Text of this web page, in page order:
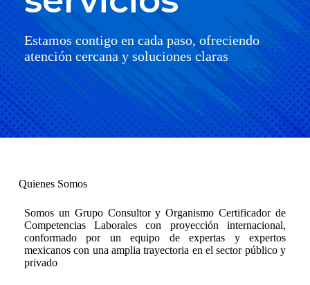
Estamos contigo en cada paso, ofreciendo
atención cercana y soluciones claras
Quienes Somos
Somos un Grupo Consultor y Organismo Certificador de
Competencias Laborales con proyección internacional,
conformado por un equipo de expertas y expertos
mexicanos con una amplia trayectoria en el sector público y
privado